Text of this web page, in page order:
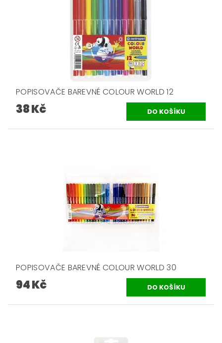
POPISOVAČE BAREVNÉ COLOUR WORLD 12
38 Kč
POPISOVAČE BAREVNÉ COLOUR WORLD 30
94 Kč